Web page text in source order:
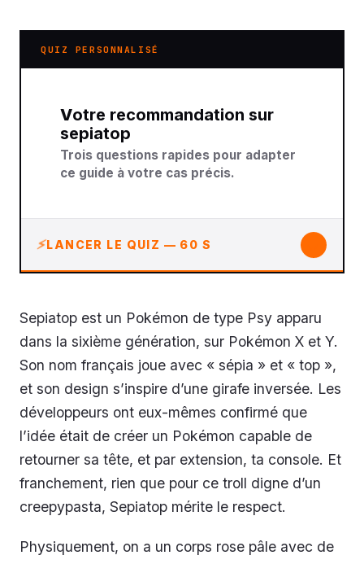
QUIZ PERSONNALISÉ
Votre recommandation sur
sepiatop
Trois questions rapides pour adapter
ce guide à votre cas précis.
LANCER LE QUIZ — 60 S
Sepiatop est un Pokémon de type Psy apparu
dans la sixième génération, sur Pokémon X et Y.
Son nom français joue avec « sépia » et « top »,
et son design s’inspire d’une girafe inversée. Les
développeurs ont eux-mêmes confirmé que
l’idée était de créer un Pokémon capable de
retourner sa tête, et par extension, ta console. Et
franchement, rien que pour ce troll digne d’un
creepypasta, Sepiatop mérite le respect.
Physiquement, on a un corps rose pâle avec de